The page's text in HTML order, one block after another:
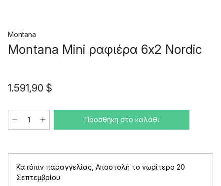
Montana
Montana Mini ραφιέρα 6x2 Nordic
1.591,90 $
Προσθήκη στο καλάθι
Κατόπιν παραγγελίας Αποστολή το νωρίτερο 20
Σεπτεμβρίου